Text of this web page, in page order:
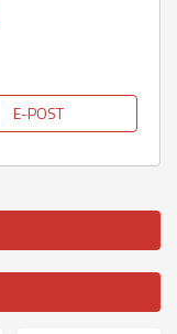
E-POST